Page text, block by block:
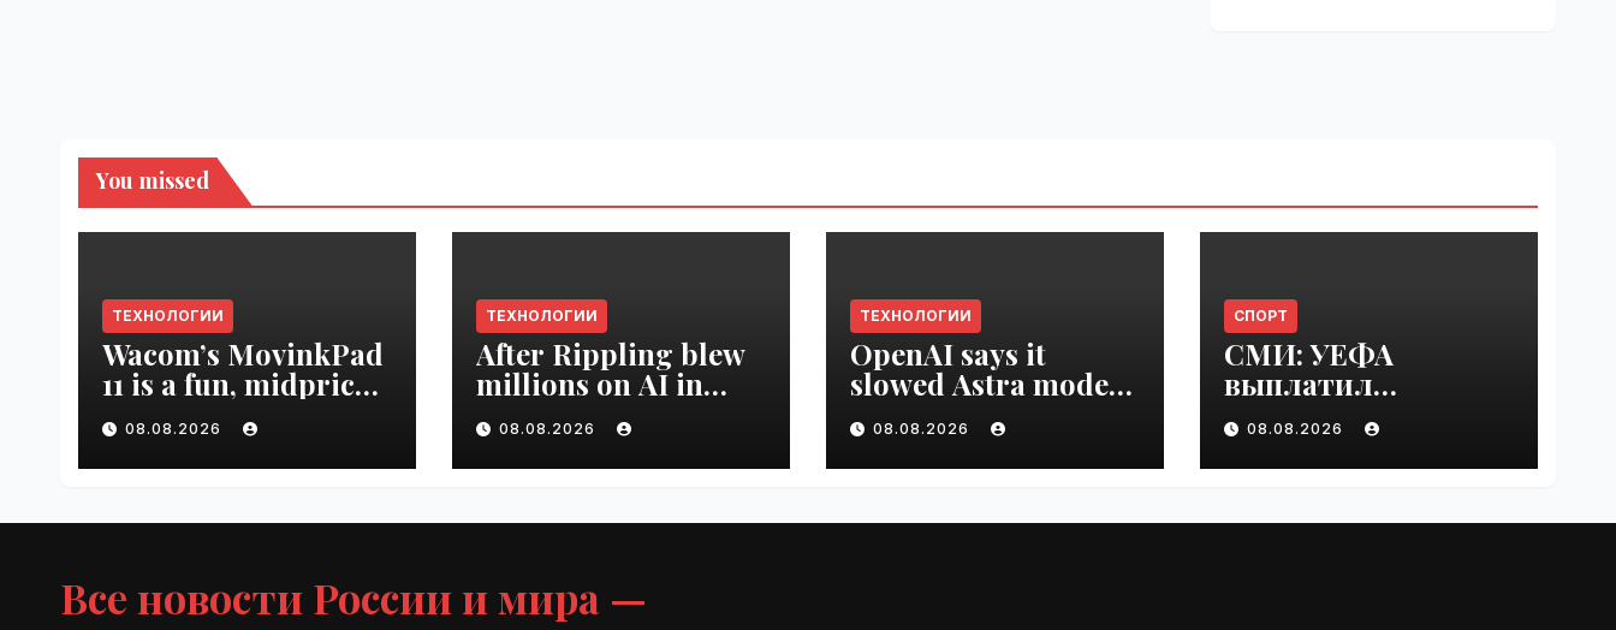
You missed
ТЕХНОЛОГИИ
Wacom’s MovinkPad
11 is a fun, midpriced
entry point for
digital artists |
VseTime.ru
08.08.2026
ТЕХНОЛОГИИ
After Rippling blew
millions on AI in
months, it built an
employee ROI tool |
VseTime.ru
08.08.2026
ТЕХНОЛОГИИ
OpenAI says it
slowed Astra model
development over
security concerns |
VseTime.ru
08.08.2026
СПОРТ
СМИ: УЕФА
выплатил
шестизначную
сумму любовнице
Инфантино |
08.08.2026
Все новости России и мира —